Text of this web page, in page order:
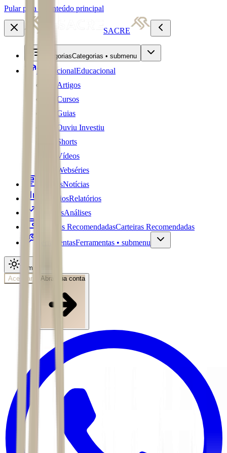
Pular para o conteúdo principal
SACRE
CategoriasCategorias • submenu
EducacionalEducacional
Artigos
Cursos
Guias
Ouviu Investiu
Shorts
Vídeos
Webséries
NotíciasNotícias
RelatóriosRelatórios
AnálisesAnálises
Carteiras RecomendadasCarteiras Recomendadas
FerramentasFerramentas • submenu
Tema
Acessar
Abra sua conta